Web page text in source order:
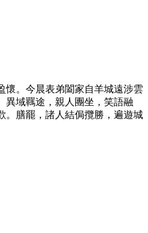
懷。今晨表弟闔家自羊城遠涉雲
異域羈途，親人團坐，笑語融
。膳罷，諸人結侷攬勝，遍遊城